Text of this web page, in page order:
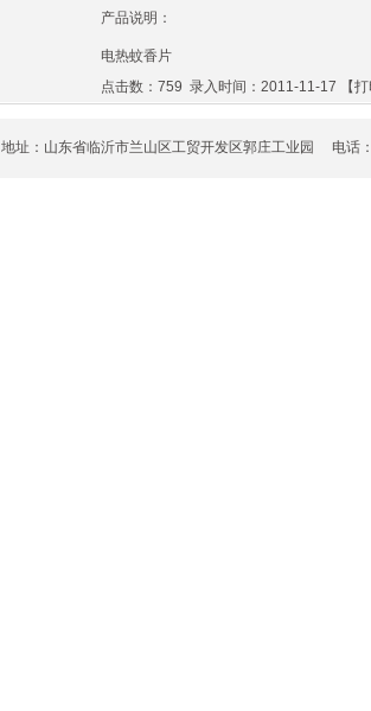
产品说明：
电热蚊香片
点击数：759 录入时间：2011-11-17 【
地址：山东省临沂市兰山区工贸开发区郭庄工业园 电